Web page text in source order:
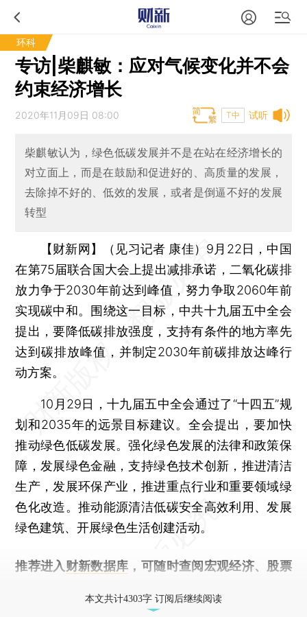
环科
专访|柴麒敏：应对气候变化并不会
约束经济增长
试听
2020年11月09日 08:00 T中
柴麒敏认为，绿色低碳发展并不是在站在经济增长的
对立面上，而是在鼓励和促进好的、高质量的发展，
去除掉不好的、低效的发展，或者是倒逼不好的发展
转型
【财新网】（见习记者 康佳） 9月22日，中国
在第75届联合国大会上提出减排承诺，二氧化碳排
放力争于2030年前达到峰值，努力争取2060年前
实现碳中和。围绕这一目标，中共十九届五中全会
提出，要降低碳排放强度，支持有条件的地方率先
达到碳排放峰值，并制定2030年前碳排放达峰行
动方案。
10月29日，十九届五中全会通过了“十四五”规
划和2035年的远景目标建议。全会提出，要加快
推动绿色低碳发展。强化绿色发展的法律和政策保
障，发展绿色金融，支持绿色技术创新，推进清洁
生产，发展环保产业，推进重点行业和重要领域绿
色化改造。推动能源清洁低碳安全高效利用、发展
绿色建筑、开展绿色生活创建活动。
推荐进入 财新数据库 ，可随时查阅宏观经济、股票
本文共计4303字 订阅后继续阅读